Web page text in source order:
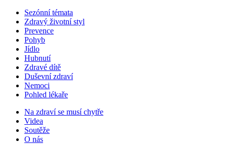
Sezónní témata
Zdravý životní styl
Prevence
Pohyb
Jídlo
Hubnutí
Zdravé dítě
Duševní zdraví
Nemoci
Pohled lékaře
Na zdraví se musí chytře
Videa
Soutěže
O nás